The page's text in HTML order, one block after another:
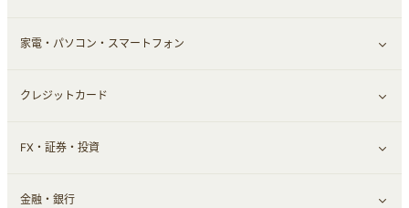
食材宅配
ウォーターサーバー
エステ・サロン
メンズ美容
スポーツ・フィットネス
日用品・薬局・からだ
すべて見る
ネット買取
家電・パソコン・スマートフォン
すべて見る
家電・パソコン・ソフトウェア
通信・レンタルサーバー
クレジットカード
すべて見る
クレジットカード
FX・証券・投資
すべて見る
金融・銀行